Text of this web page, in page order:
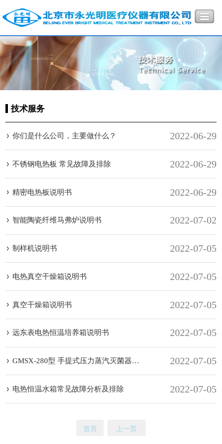
技术服务
你们是什么公司，主要做什么？ 2022-06-29
不锈钢电热板 常见故障及排除 2022-06-29
精密电热板说明书 2022-06-29
智能陶瓷纤维马弗炉说明书 2022-07-02
制样机说明书 2022-07-05
电热真空干燥箱说明书 2022-07-05
真空干燥箱说明书 2022-07-05
远东表电热恒温培养箱说明书 2022-07-05
GMSX-280型 手提式压力蒸汽灭菌器说明书 2022-07-05
电热恒温水箱常见故障分析及排除 2022-07-05
首页 上一页